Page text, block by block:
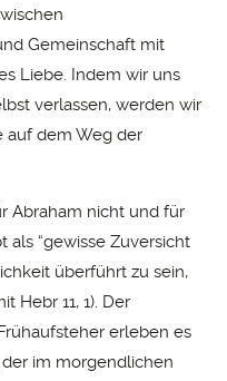
Gemeinschaft mit
Liebe. Indem wir uns
verlassen, werden wir
auf dem Weg der
Abraham nicht und für
als “gewisse Zuversicht
überführt zu sein,
Hebr 11, 1). Der
erleben es
der im morgendlichen